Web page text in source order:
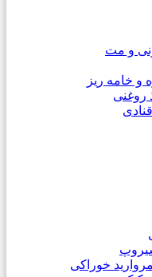
و مت
و خامه ریز
روغنی
خوراکی